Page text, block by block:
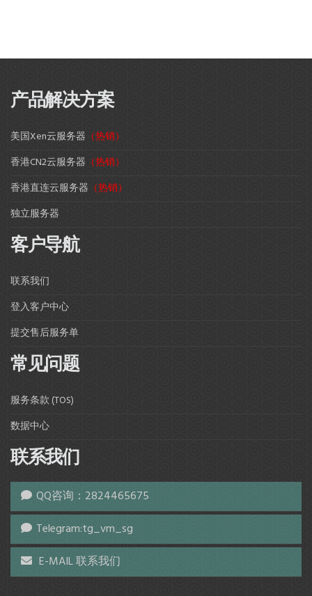
产品解决方案
美国Xen云服务器 （热销）
香港CN2云服务器 （热销）
香港直连云服务器 （热销）
独立服务器
客户导航
联系我们
登入客户中心
提交售后服务单
常见问题
服务条款 (TOS)
数据中心
联系我们
QQ咨询：2824465675
Telegram:tg_vm_sg
E-MAIL 联系我们